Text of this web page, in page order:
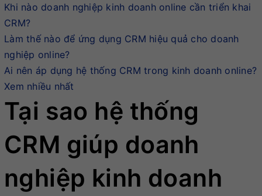
Khi nào doanh nghiệp kinh doanh online cần triển khai
CRM?
Làm thế nào để ứng dụng CRM hiệu quả cho doanh
nghiệp online?
Ai nên áp dụng hệ thống CRM trong kinh doanh online?
Xem nhiều nhất
Tại sao hệ thống
CRM giúp doanh
nghiệp kinh doanh